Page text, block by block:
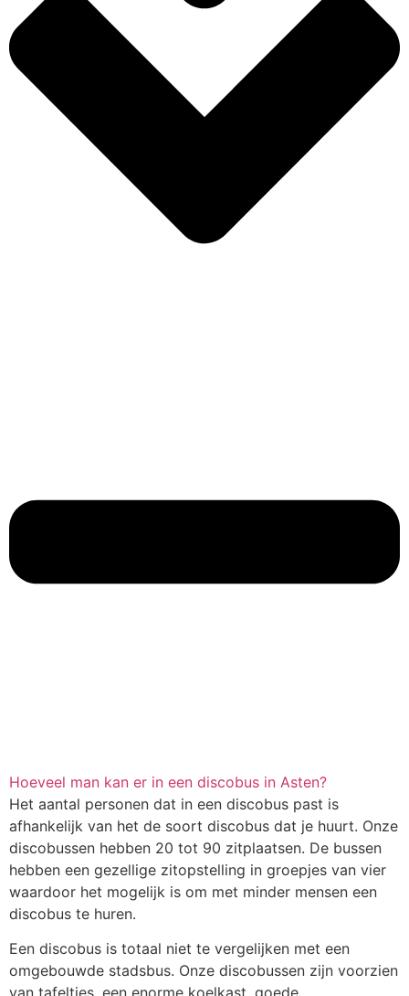
Hoeveel man kan er in een discobus in Asten?
Het aantal personen dat in een discobus past is
afhankelijk van het de soort discobus dat je huurt. Onze
discobussen hebben 20 tot 90 zitplaatsen. De bussen
hebben een gezellige zitopstelling in groepjes van vier
waardoor het mogelijk is om met minder mensen een
discobus te huren.
Een discobus is totaal niet te vergelijken met een
omgebouwde stadsbus. Onze discobussen zijn voorzien